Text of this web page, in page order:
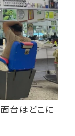
台はどこに